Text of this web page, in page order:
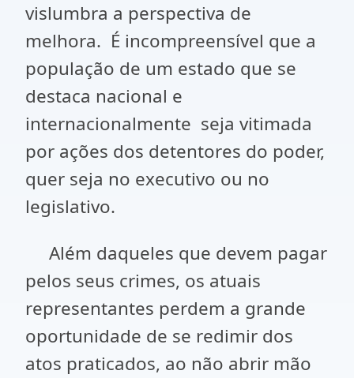
vislumbra a perspectiva de
melhora. É incompreensível que a
população de um estado que se
destaca nacional e
internacionalmente seja vitimada
por ações dos detentores do poder,
quer seja no executivo ou no
legislativo.
Além daqueles que devem pagar
pelos seus crimes, os atuais
representantes perdem a grande
oportunidade de se redimir dos
atos praticados, ao não abrir mão